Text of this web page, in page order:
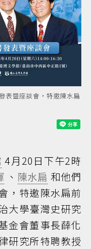
表暨座談會，特邀陳水扁
4月20日下午2時
、 陳水扁 和他們
，特邀陳水扁前
大學臺灣史研究
金會董事長薛化
研究所特聘教授